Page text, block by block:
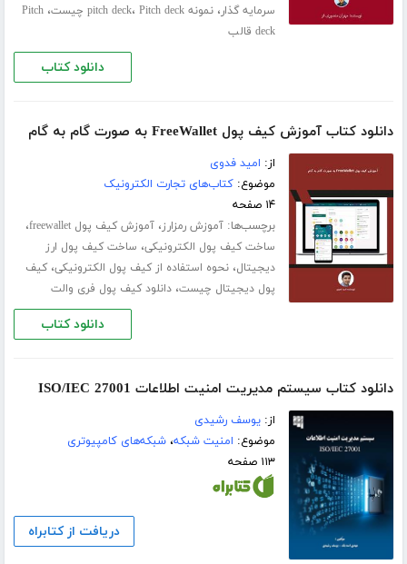
سرمایه گذار،نمونه pitch deck ، Pitch deck چیست ،Pitch
deck قالب
دانلود کتاب
دانلود کتاب آموزش کیف پول FreeWallet به صورت گام به گام
از: امید فدوی
موضوع:کتاب‌های تجارت الکترونیک
۱۴ صفحه
برچسب‌ها:آموزش رمزارز،آموزش کیف پول freewallet ،
ساخت کیف پول الکترونیکی، ساخت کیف پول ارز
دیجیتال،نحوه استفاده از کیف پول الکترونیکی،کیف
پول دیجیتال چیست،دانلود کیف پول فری والت
دانلود کتاب
دانلود کتاب سیستم مدیریت امنیت اطلاعات ISO/IEC 27001
از:یوسف رشیدی
موضوع: امنیت شبکه،شبکه‌های کامپیوتری
۱۱۳ صفحه
دریافت از کتابراه